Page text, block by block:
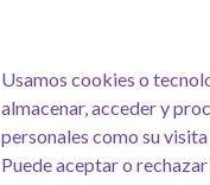
Usamos cookies o
almacenar, acceder y
personales como su
Puede aceptar o